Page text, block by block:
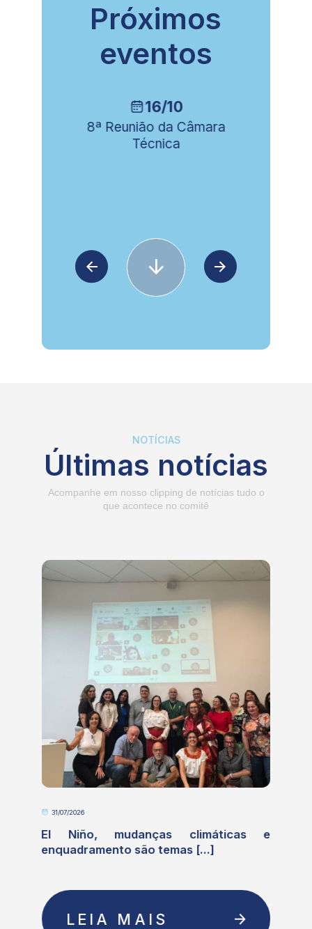
Próximos
eventos
16/10
8ª Reunião da Câmara
Técnica
NOTÍCIAS
Últimas notícias
Acompanhe em nosso clipping de notícias tudo o
que acontece no comitê
31/07/2026
El Niño, mudanças climáticas e
enquadramento são temas [...]
LEIA MAIS